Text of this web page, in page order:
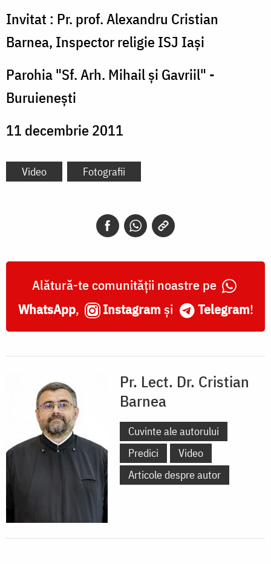
Invitat : Pr. prof. Alexandru Cristian
Barnea, Inspector religie ISJ Iaşi
Parohia "Sf. Arh. Mihail şi Gavriil" -
Buruieneşti
11 decembrie 2011
Video Fotografii
Alătură-te comunității noastre pe
WhatsApp, Instagram și Telegram!
Pr. Lect. Dr. Cristian
Barnea
Cuvinte ale autorului
Predici
Video
Articole despre autor